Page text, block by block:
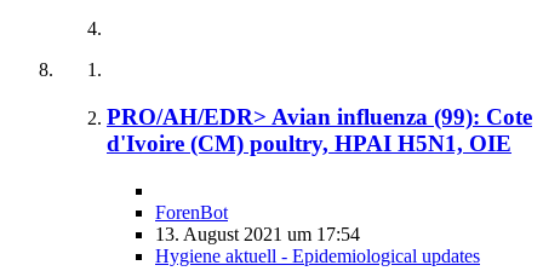
PRO/AH/EDR> Avian influenza (99): Cote
d'Ivoire (CM) poultry, HPAI H5N1, OIE
ForenBot
13. August 2021 um 17:54
Hygiene aktuell - Epidemiological updates